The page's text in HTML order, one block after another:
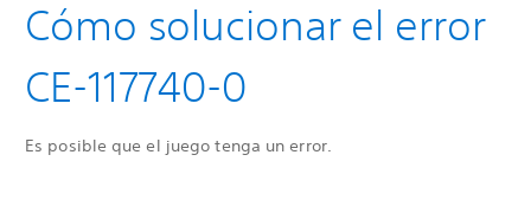
Cómo solucionar el error
CE-117740-0
Es posible que el juego tenga un error.